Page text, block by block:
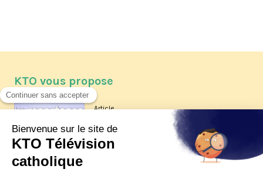
KTO vous propose
Article
Les reportages d'été 2026 de KTO